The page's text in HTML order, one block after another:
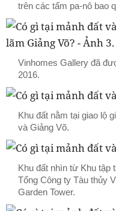
trên các tấm pa-nô bao
Vinhomes Gallery đã
2016.
Khu đất nằm tại giao lộ
và Giảng Võ.
Khu đất nhìn từ Khu tập
Tổng Công ty Tàu thủy
Garden Tower.